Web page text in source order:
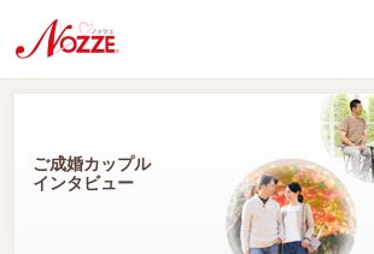
ご成婚カップル
インタビュー